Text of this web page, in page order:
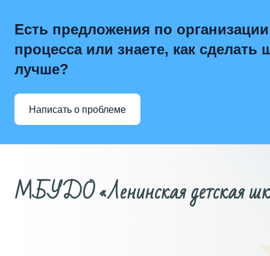
Есть предложения по
процесса или знаете, как сделать
лучше?
Написать о проблеме
МБУДО «Ленинская детская